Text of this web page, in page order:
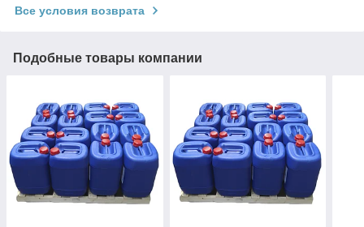
Все условия возврата
Подобные товары компании